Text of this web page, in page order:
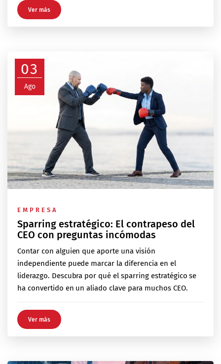
Ver más
03
Ago
EMPRESA
Sparring estratégico: El contrapeso del
CEO con preguntas incómodas
Contar con alguien que aporte una visión
independiente puede marcar la diferencia en el
liderazgo. Descubra por qué el sparring estratégico se
ha convertido en un aliado clave para muchos CEO.
Ver más